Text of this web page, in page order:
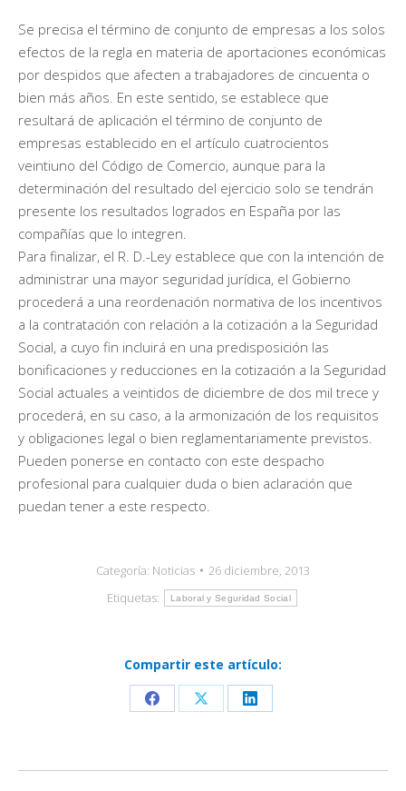
Se precisa el término de conjunto de empresas a los solos
efectos de la regla en materia de aportaciones económicas
por despidos que afecten a trabajadores de cincuenta o
bien más años. En este sentido, se establece que
resultará de aplicación el término de conjunto de
empresas establecido en el artículo cuatrocientos
veintiuno del Código de Comercio, aunque para la
determinación del resultado del ejercicio solo se tendrán
presente los resultados logrados en España por las
compañías que lo integren.
Para finalizar, el R. D.-Ley establece que con la intención de
administrar una mayor seguridad jurídica, el Gobierno
procederá a una reordenación normativa de los incentivos
a la contratación con relación a la cotización a la Seguridad
Social, a cuyo fin incluirá en una predisposición las
bonificaciones y reducciones en la cotización a la Seguridad
Social actuales a veintidos de diciembre de dos mil trece y
procederá, en su caso, a la armonización de los requisitos
y obligaciones legal o bien reglamentariamente previstos.
Pueden ponerse en contacto con este despacho
profesional para cualquier duda o bien aclaración que
puedan tener a este respecto.
Categoría: Noticias
26 diciembre, 2013
Etiquetas:
Laboral y Seguridad Social
Compartir este artículo:
Share
Facebook
Share
X
Share
LinkedIn